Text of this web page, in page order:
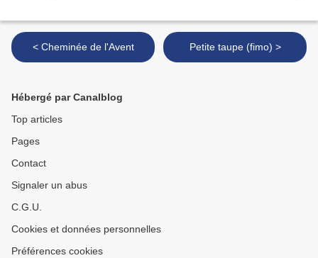
< Cheminée de l'Avent Petite taupe (fimo) >
Hébergé par Canalblog
Top articles
Pages
Contact
Signaler un abus
C.G.U.
Cookies et données personnelles
Préférences cookies